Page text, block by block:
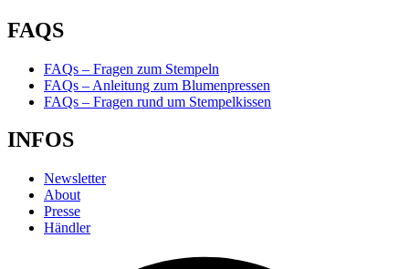
FAQS
FAQs – Fragen zum Stempeln
FAQs – Anleitung zum Blumenpressen
FAQs – Fragen rund um Stempelkissen
INFOS
Newsletter
About
Presse
Händler